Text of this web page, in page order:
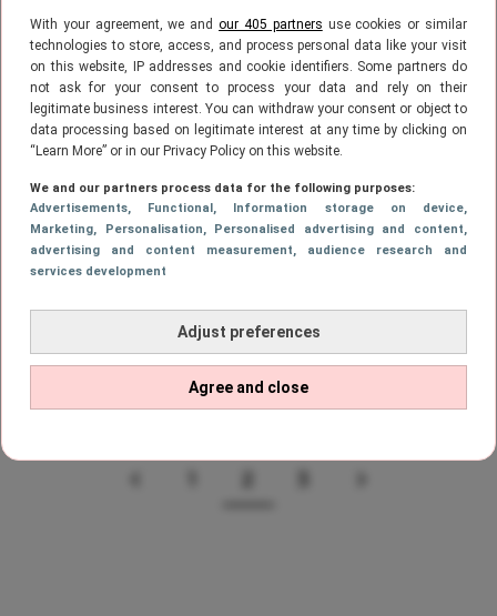
With your agreement, we andour 405 partners use cookies or similar
technologies to store, access, and process personal data like your visit
on this website, IP addresses and cookie identifiers. Some partners do
not ask for your consent to process your data and rely on their
legitimate business interest. You can withdraw your consent or object to
data processing based on legitimate interest at any time by clicking on
“Learn More” or in our Privacy Policy on this website.
We and our partners process data for the following purposes:
Advertisements, Functional , Information storage on device,
Marketing, Personalisation, Personalised advertising and content,
advertising and content measurement, audience research and
services development
Adjust preferences
Agree and close
LIFESTYLE
Effectieve studietips die écht werken
5 snelle en smakelijke recepten voor
drukke studenten
LIFESTYLE
Herkenbare situaties waar elke
student doorheen gaat
PAGEPagePAGE